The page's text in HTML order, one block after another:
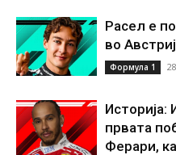
Расел е
во
Формула 1
Историја:
првата
Ферари,